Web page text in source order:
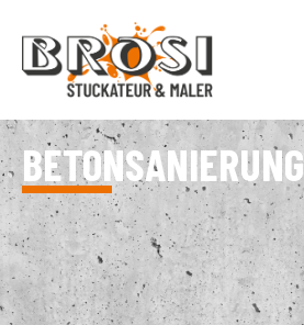
BETONSANIERUNG